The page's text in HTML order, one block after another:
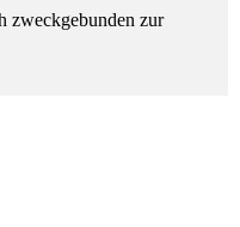
zweckgebunden zur